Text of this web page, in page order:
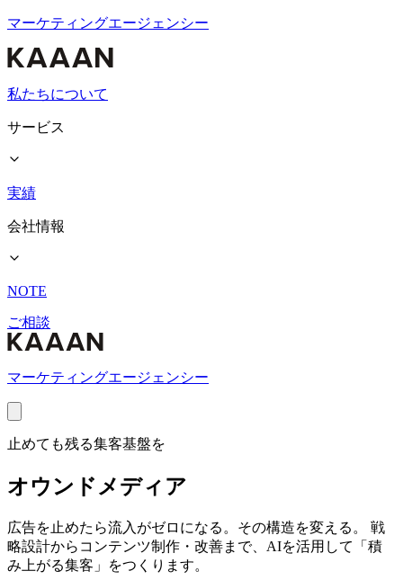
マーケティングエージェンシー
私たちについて
サービス
実績
会社情報
NOTE
ご相談
マーケティングエージェンシー
止めても残る集客基盤を
オウンドメディア
広告を止めたら流入がゼロになる。その構造を変える。 戦
略設計からコンテンツ制作・改善まで、AIを活用して「積
み上がる集客」をつくります。